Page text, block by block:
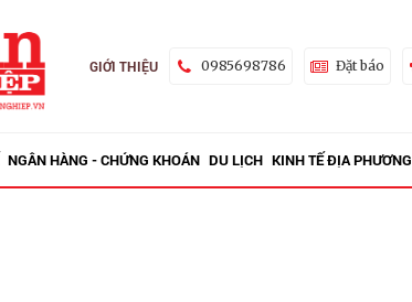
GIỚI THIỆU 0985698786 Đặt báo
NGÂN HÀNG - CHỨNG KHOÁN DU LỊCH KINH TẾ ĐỊA PHƯƠNG